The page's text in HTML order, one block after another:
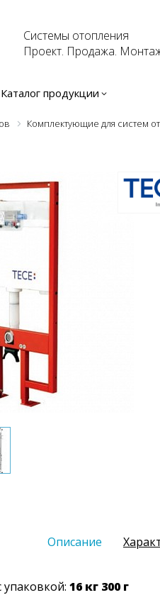
Системы отопления
Проект. Продажа.
Каталог продукции
Комплектующие для систем
Описание
упаковкой: 16 кг 300 г